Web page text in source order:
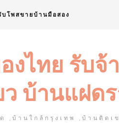
โพสขายบ้านมือสอง
ไทย รับจ้
ว บ้านแฝด
,บ้านใกล้กรุงเทพ ,บ้านติ